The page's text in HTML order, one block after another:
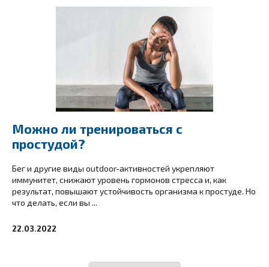
Можно ли тренироваться с
простудой?
Бег и другие виды outdoor-активностей укрепляют
иммунитет, снижают уровень гормонов стресса и, как
результат, повышают устойчивость организма к простуде. Но
что делать, если вы ...
22.03.2022